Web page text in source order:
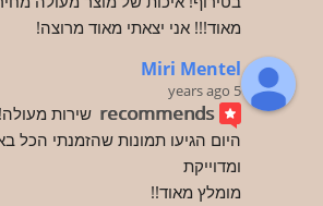
מאוד!!! אני יצאתי מאוד מרוצה!
Miri Mentel
5 years ago
recommends שירות
ומדוייקת
מומלץ מאוד!!